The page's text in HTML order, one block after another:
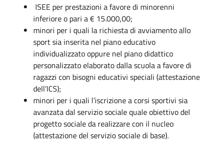
ISEE per prestazioni a favore di minorenni
inferiore o pari a € 15.000,00;
minori per i quali la richiesta di avviamento allo
sport sia inserita nel piano educativo
individualizzato oppure nel piano didattico
personalizzato elaborato dalla scuola a favore di
ragazzi con bisogni educativi speciali (attestazione
dell’ICS);
minori per i quali l’iscrizione a corsi sportivi sia
avanzata dal servizio sociale quale obiettivo del
progetto sociale da realizzare con il nucleo
(attestazione del servizio sociale di base).